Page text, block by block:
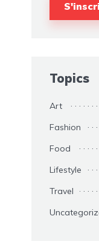
Topics
Art
Fashion
Food
Lifestyle
Travel